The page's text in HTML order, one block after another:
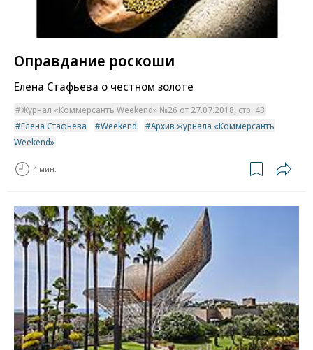
Оправдание роскоши
Елена Стафьева о честном золоте
Журнал «Коммерсантъ Weekend» №26 от 27.07.2018, стр. 43
Елена Стафьева
Weekend
Архив журнала «Коммерсантъ
Weekend»
4 мин.